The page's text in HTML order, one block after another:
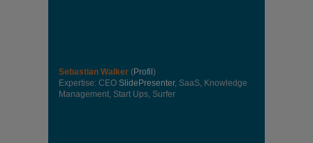
Sebastian Walker (Profil)
Expertise: CEO SlidePresenter, SaaS, Knowledge
Management, Start Ups, Surfer